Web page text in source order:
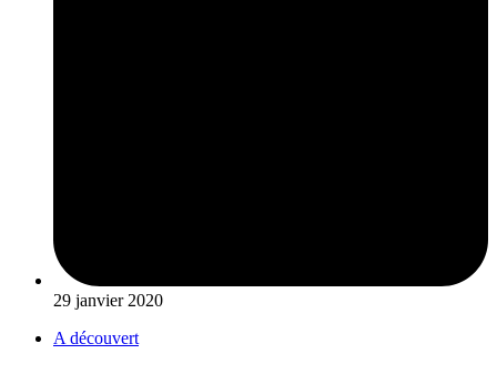
29 janvier 2020
A découvert